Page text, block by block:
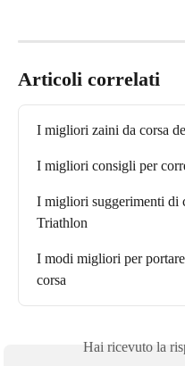
Articoli correlati
I migliori zaini da corsa
I migliori consigli per
I migliori suggerimenti di
Triathlon
I modi migliori per
corsa
Hai ricevuto la